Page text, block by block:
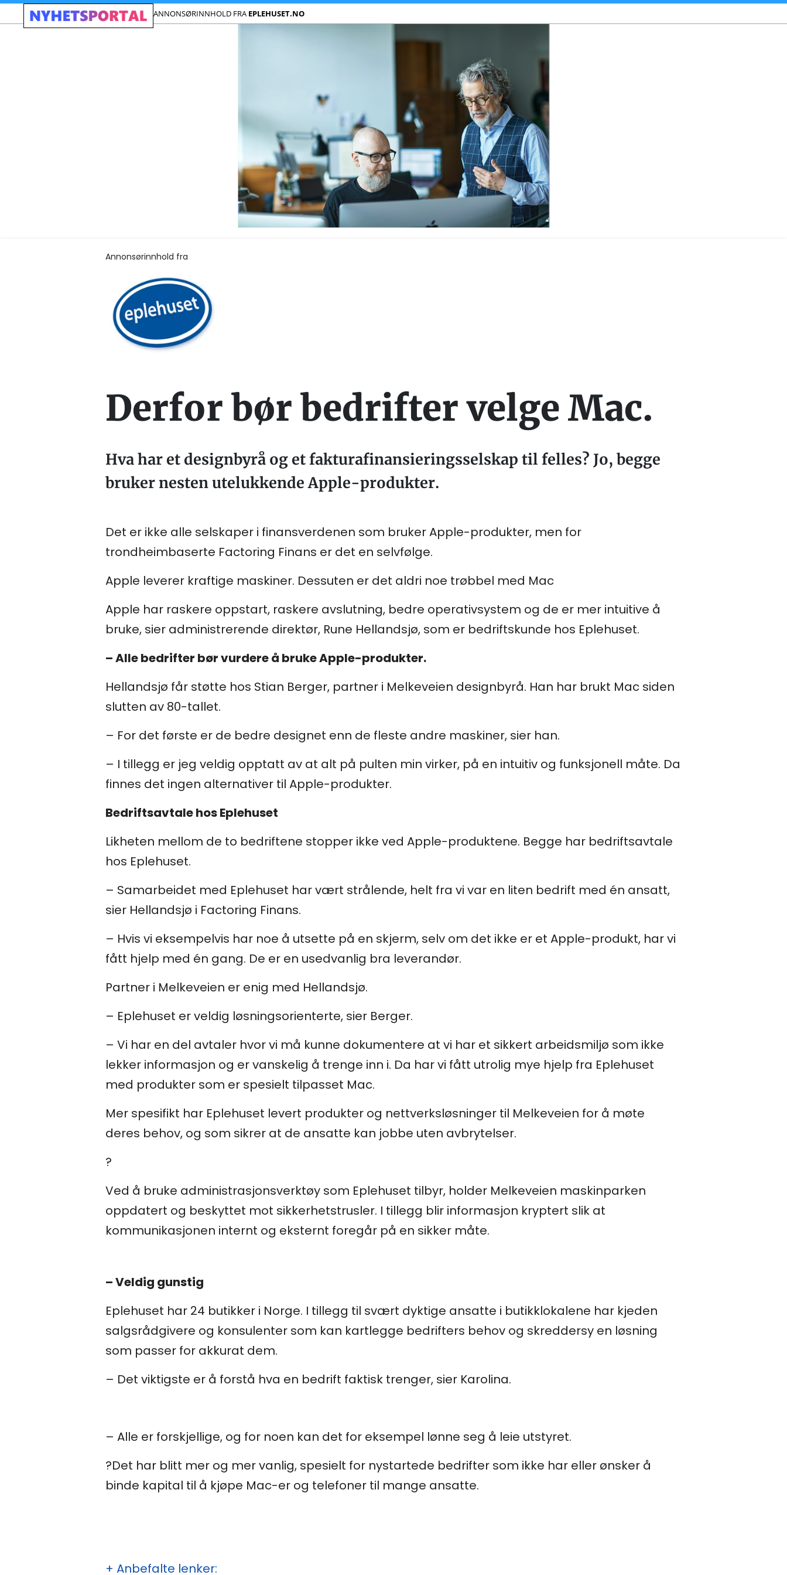
ANNONSØRINNHOLD FRA EPLEHUSET.NO
Annonsørinnhold fra
Derfor bør bedrifter velge Mac.
Hva har et designbyrå og et fakturafinansieringsselskap til felles? Jo, begge
bruker nesten utelukkende Apple-produkter.
Det er ikke alle selskaper i finansverdenen som bruker Apple-produkter, men for
trondheimbaserte Factoring Finans er det en selvfølge.
Apple leverer kraftige maskiner. Dessuten er det aldri noe trøbbel med Mac
Apple har raskere oppstart, raskere avslutning, bedre operativsystem og de er mer intuitive å
bruke, sier administrerende direktør, Rune Hellandsjø, som er bedriftskunde hos Eplehuset.
– Alle bedrifter bør vurdere å bruke Apple-produkter.
Hellandsjø får støtte hos Stian Berger, partner i Melkeveien designbyrå. Han har brukt Mac siden
slutten av 80-tallet.
– For det første er de bedre designet enn de fleste andre maskiner, sier han.
– I tillegg er jeg veldig opptatt av at alt på pulten min virker, på en intuitiv og funksjonell måte. Da
finnes det ingen alternativer til Apple-produkter.
Bedriftsavtale hos Eplehuset
Likheten mellom de to bedriftene stopper ikke ved Apple-produktene. Begge har bedriftsavtale
hos Eplehuset.
– Samarbeidet med Eplehuset har vært strålende, helt fra vi var en liten bedrift med én ansatt,
sier Hellandsjø i Factoring Finans.
– Hvis vi eksempelvis har noe å utsette på en skjerm, selv om det ikke er et Apple-produkt, har vi
fått hjelp med én gang. De er en usedvanlig bra leverandør.
Partner i Melkeveien er enig med Hellandsjø.
– Eplehuset er veldig løsningsorienterte, sier Berger.
– Vi har en del avtaler hvor vi må kunne dokumentere at vi har et sikkert arbeidsmiljø som ikke
lekker informasjon og er vanskelig å trenge inn i. Da har vi fått utrolig mye hjelp fra Eplehuset
med produkter som er spesielt tilpasset Mac.
Mer spesifikt har Eplehuset levert produkter og nettverksløsninger til Melkeveien for å møte
deres behov, og som sikrer at de ansatte kan jobbe uten avbrytelser.
?
Ved å bruke administrasjonsverktøy som Eplehuset tilbyr, holder Melkeveien maskinparken
oppdatert og beskyttet mot sikkerhetstrusler. I tillegg blir informasjon kryptert slik at
kommunikasjonen internt og eksternt foregår på en sikker måte.
– Veldig gunstig
Eplehuset har 24 butikker i Norge. I tillegg til svært dyktige ansatte i butikklokalene har kjeden
salgsrådgivere og konsulenter som kan kartlegge bedrifters behov og skreddersy en løsning
som passer for akkurat dem.
– Det viktigste er å forstå hva en bedrift faktisk trenger, sier Karolina.
– Alle er forskjellige, og for noen kan det for eksempel lønne seg å leie utstyret.
?Det har blitt mer og mer vanlig, spesielt for nystartede bedrifter som ikke har eller ønsker å
binde kapital til å kjøpe Mac-er og telefoner til mange ansatte.
+ Anbefalte lenker: